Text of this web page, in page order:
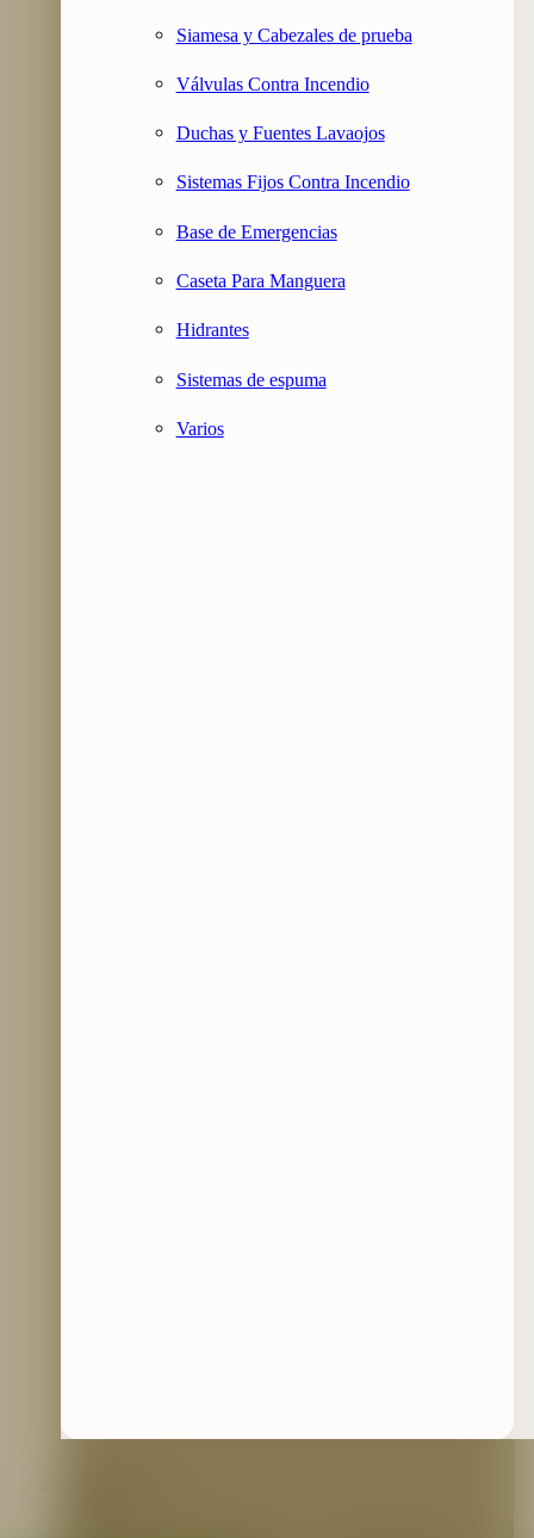
Siamesa y Cabezales de prueba
Válvulas Contra Incendio
Duchas y Fuentes Lavaojos
Sistemas Fijos Contra Incendio
Base de Emergencias
Caseta Para Manguera
Hidrantes
Sistemas de espuma
Varios